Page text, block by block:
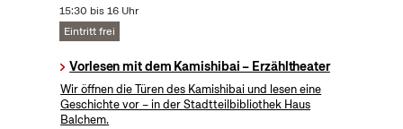
15:30 bis 16 Uhr
Eintritt frei
Vorlesen mit dem Kamishibai – Erzähltheater
Wir öffnen die Türen des Kamishibai und lesen eine
Geschichte vor – in der Stadtteilbibliothek Haus
Balchem.